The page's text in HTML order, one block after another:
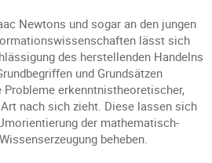
Newtons und sogar an den jungen
lässt sich
des herstellenden Handelns
und Grundsätzen
erkenntnistheoretischer,
nach sich zieht. Diese lassen sich
der mathematisch-
beheben.